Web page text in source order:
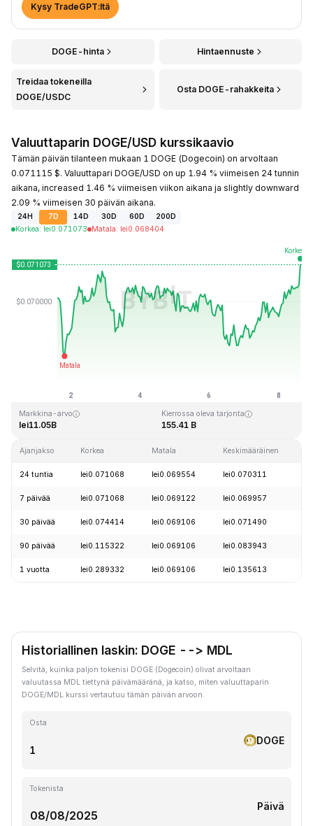
Kysy TradeGPT:ltä
DOGE-hinta Hintaennuste
Treidaa tokeneilla
DOGE/USDC
Osta DOGE-rahakkeita
Valuuttaparin DOGE/USD kurssikaavio
Tämän päivän tilanteen mukaan 1 DOGE (Dogecoin) on arvoltaan
0.071115 $. Valuuttapari DOGE/USD on up 1.94 % viimeisen 24 tunnin
aikana, increased 1.46 % viimeisen viikon aikana ja slightly downward
2.09 % viimeisen 30 päivän aikana.
24H 7D 14D 30D 60D
200D
Korkea: lei0.071073 Matala: lei0.068404
Viimeksi päivitetty: 2026-08-08 klo 15:18 GMT+0
lei0.000087
Markkina-arvo
lei11.05B
Kierrossa oleva tarjonta
155.41 B
Ajanjakso Korkea Matala Keskimääräinen
24 tuntia lei0.071068 lei0.069554 lei0.070311
7 päivää lei0.071068 lei0.069122 lei0.069957
30 päivää lei0.074414 lei0.069106 lei0.071490
90 päivää lei0.115322 lei0.069106 lei0.083943
1 vuotta lei0.289332 lei0.069106 lei0.135613
Historiallinen laskin: DOGE --> MDL
Selvitä, kuinka paljon tokenisi DOGE (Dogecoin) olivat arvoltaan
valuutassa MDL tiettynä päivämääränä, ja katso, miten valuuttaparin
DOGE/MDL kurssi vertautuu tämän päivän arvoon.
Osta
DOGE
Tokenista
Päivä